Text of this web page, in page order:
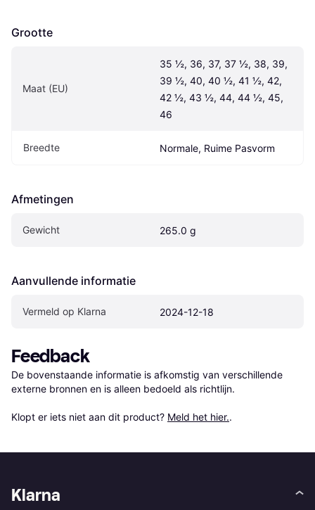
Grootte
Maat (EU)
35 ½, 36, 37, 37 ½, 38, 39,
39 ½, 40, 40 ½, 41 ½, 42,
42 ½, 43 ½, 44, 44 ½, 45,
46
Breedte Normale, Ruime Pasvorm
Afmetingen
Gewicht 265.0 g
Aanvullende informatie
Vermeld op Klarna 2024-12-18
Feedback
De bovenstaande informatie is afkomstig van verschillende
externe bronnen en is alleen bedoeld als richtlijn.
Klopt er iets niet aan dit product? Meld het hier..
Klarna